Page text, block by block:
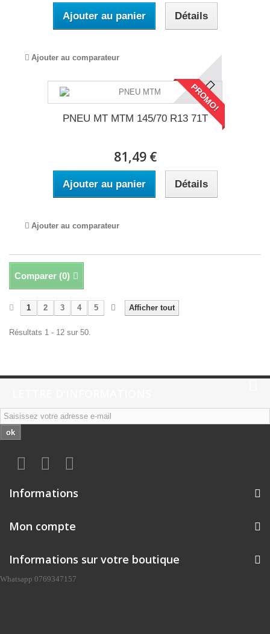
Ajouter au panier Détails
Ajouter au comparateur
PROMO!
PNEU MT MTM 145/70 R13 71T
81,49 €
Ajouter au panier Détails
Ajouter au comparateur
Comparer (0)
Afficher tout
1 2 3 4 5
Résultats 1 - 12 sur 50.
ok
Informations
Mon compte
Informations sur votre boutique
Whatsapp 0769347157